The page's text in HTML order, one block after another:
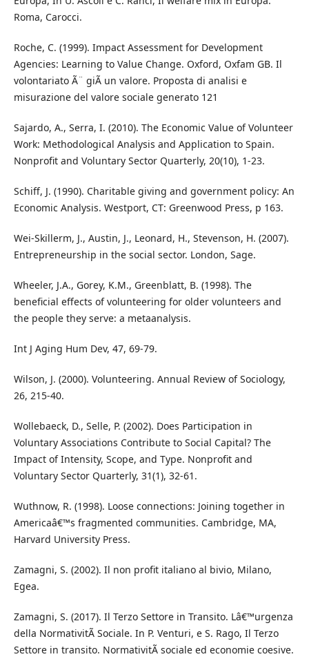
Roma, Carocci.
Roche, C. (1999). Impact Assessment for Development
Agencies: Learning to Value Change. Oxford, Oxfam GB. Il
volontariato Ã¨ giÃ un valore. Proposta di analisi e
misurazione del valore sociale generato 121
Sajardo, A., Serra, I. (2010). The Economic Value of Volunteer
Work: Methodological Analysis and Application to Spain.
Nonprofit and Voluntary Sector Quarterly, 20(10), 1-23.
Schiff, J. (1990). Charitable giving and government policy: An
Economic Analysis. Westport, CT: Greenwood Press, p 163.
Wei-Skillerm, J., Austin, J., Leonard, H., Stevenson, H. (2007).
Entrepreneurship in the social sector. London, Sage.
Wheeler, J.A., Gorey, K.M., Greenblatt, B. (1998). The
beneficial effects of volunteering for older volunteers and
the people they serve: a metaanalysis.
Int J Aging Hum Dev, 47, 69-79.
Wilson, J. (2000). Volunteering. Annual Review of Sociology,
26, 215-40.
Wollebaeck, D., Selle, P. (2002). Does Participation in
Voluntary Associations Contribute to Social Capital? The
Impact of Intensity, Scope, and Type. Nonprofit and
Voluntary Sector Quarterly, 31(1), 32-61.
Wuthnow, R. (1998). Loose connections: Joining together in
Americaâ€™s fragmented communities. Cambridge, MA,
Harvard University Press.
Zamagni, S. (2002). Il non profit italiano al bivio, Milano,
Egea.
Zamagni, S. (2017). Il Terzo Settore in Transito. Lâ€™urgenza
della NormativitÃ Sociale. In P. Venturi, e S. Rago, Il Terzo
Settore in transito. NormativitÃ sociale ed economie coesive.